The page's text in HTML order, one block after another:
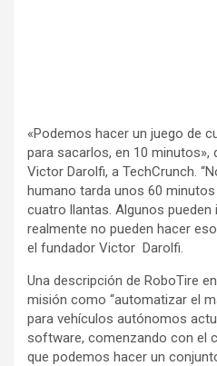
«Podemos hacer un juego de
para sacarlos, en 10 minutos»,
Victor Darolfi, a TechCrunch.
humano tarda unos 60
cuatro llantas. Algunos pueden
realmente no pueden hacer
el fundador Victor Darolfi.
Una descripción de RoboTire
misión como “automatizar el
para vehículos autónomos
software, comenzando con el
que podemos hacer un